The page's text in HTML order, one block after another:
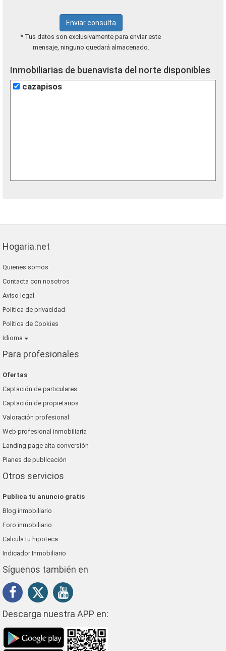
Enviar consulta
* Tus datos son exclusivamente para enviar este
mensaje, ninguno quedará almacenado.
Inmobiliarias de buenavista del norte disponibles
cazapisos
Hogaria.net
Quienes somos
Contacta con nosotros
Aviso legal
Política de privacidad
Política de Cookies
Idioma
Para profesionales
Ofertas
Captación de particulares
Captación de propietarios
Valoración profesional
Web profesional inmobiliaria
Landing page alta conversión
Planes de publicación
Otros servicios
Publica tu anuncio gratis
Blog inmobiliario
Foro inmobiliario
Calcula tu hipoteca
Indicador Inmobiliario
Síguenos también en
Descarga nuestra APP en: